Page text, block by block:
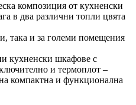
композиция от кухненски
в два различни топли цвята
така и за големи помещения
кухненски шкафове с
и термоплот –
компактна и функционална